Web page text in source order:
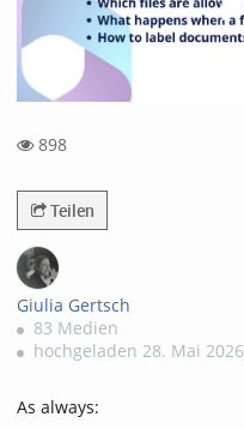
898
Teilen
Giulia Gertsch
83 Medien
hochgeladen 28. Mai 2026
As always: